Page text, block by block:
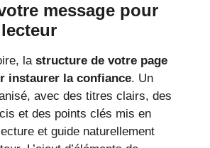
message pour
la structure de votre page
instaurer la confiance. Un
avec des titres clairs, des
et des points clés mis en
et guide naturellement